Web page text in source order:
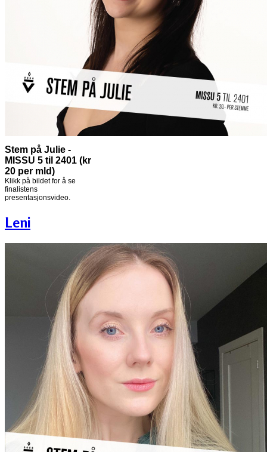
Stem på Julie -
MISSU 5 til 2401 (kr
20 per mld)
Klikk på bildet for å se
finalistens
presentasjonsvideo.
Leni